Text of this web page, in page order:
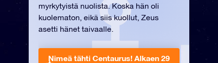
myrkytyistä nuolista. Koska hän oli
kuolematon, eikä siis kuollut, Zeus
asetti hänet taivaalle.
Nimeä tähti Centaurus! Alkaen 29